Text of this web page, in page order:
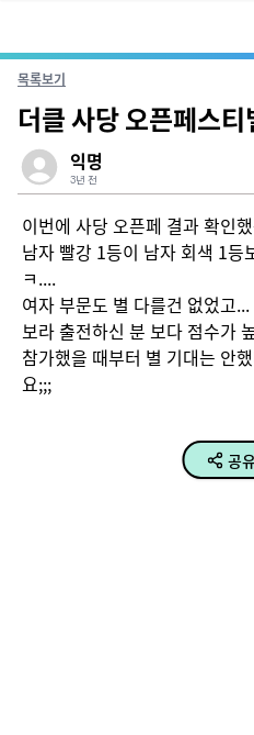
목록보기
더클 사당 오픈페스
익명
3년 전
이번에 사당 오픈페 결과 확인
남자 빨강 1등이 남자 회색 1등
ㅋ....
여자 부문도 별 다를건 없었고
보라 출전하신 분 보다 점수가
참가했을 때부터 별 기대는 안
요;;;
공